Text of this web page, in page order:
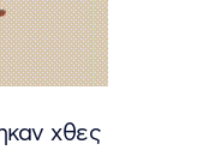
χθες